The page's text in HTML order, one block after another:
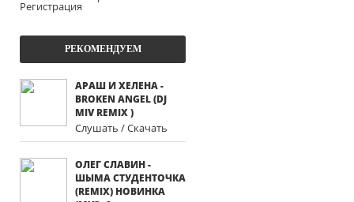
Регистрация
РЕКОМЕНДУЕМ
АРАШ И ХЕЛЕНА -
BROKEN ANGEL (DJ
MIV REMIX )
Слушать / Скачать
ОЛЕГ СЛАВИН -
ШЫМА СТУДЕНТОЧКА
(REMIX) НОВИНКА